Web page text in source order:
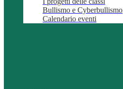
Bullismo e Cyberbullismo
Calendario eventi